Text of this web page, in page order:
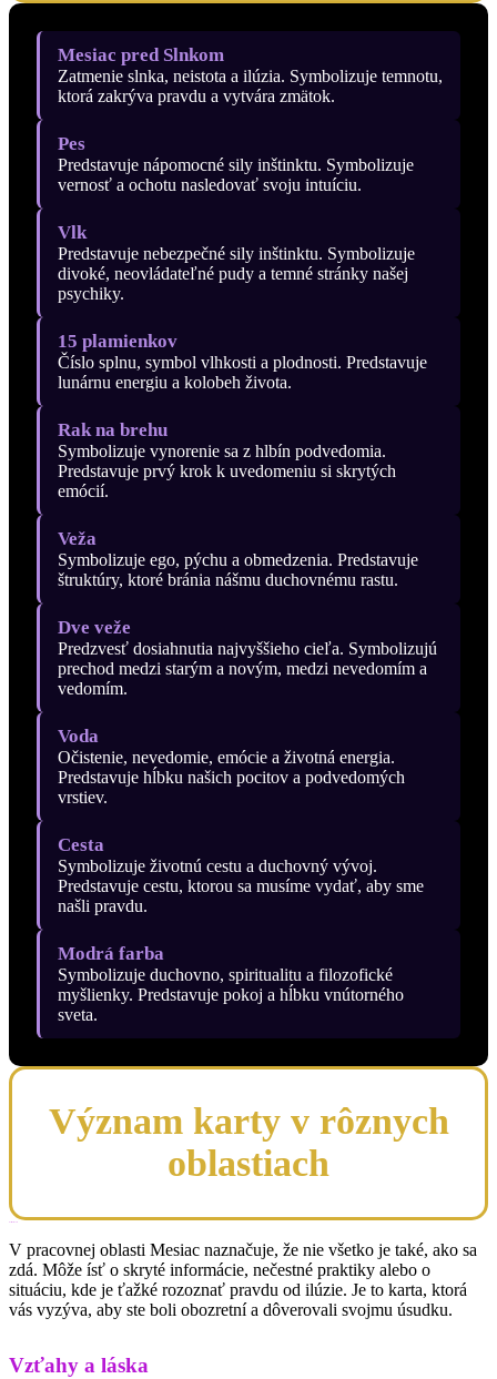
Mesiac pred Slnkom
Zatmenie slnka, neistota a ilúzia. Symbolizuje temnotu,
ktorá zakrýva pravdu a vytvára zmätok.
Pes
Predstavuje nápomocné sily inštinktu. Symbolizuje
vernosť a ochotu nasledovať svoju intuíciu.
Vlk
Predstavuje nebezpečné sily inštinktu. Symbolizuje
divoké, neovládateľné pudy a temné stránky našej
psychiky.
15 plamienkov
Číslo splnu, symbol vlhkosti a plodnosti. Predstavuje
lunárnu energiu a kolobeh života.
Rak na brehu
Symbolizuje vynorenie sa z hlbín podvedomia.
Predstavuje prvý krok k uvedomeniu si skrytých
emócií.
Veža
Symbolizuje ego, pýchu a obmedzenia. Predstavuje
štruktúry, ktoré bránia nášmu duchovnému rastu.
Dve veže
Predzvesť dosiahnutia najvyššieho cieľa. Symbolizujú
prechod medzi starým a novým, medzi nevedomím a
vedomím.
Voda
Očistenie, nevedomie, emócie a životná energia.
Predstavuje hĺbku našich pocitov a podvedomých
vrstiev.
Cesta
Symbolizuje životnú cestu a duchovný vývoj.
Predstavuje cestu, ktorou sa musíme vydať, aby sme
našli pravdu.
Modrá farba
Symbolizuje duchovno, spiritualitu a filozofické
myšlienky. Predstavuje pokoj a hĺbku vnútorného
sveta.
Význam karty v rôznych
oblastiach
V pracovnej oblasti Mesiac naznačuje, že nie všetko je také, ako sa
zdá. Môže ísť o skryté informácie, nečestné praktiky alebo o
situáciu, kde je ťažké rozoznať pravdu od ilúzie. Je to karta, ktorá
vás vyzýva, aby ste boli obozretní a dôverovali svojmu úsudku.
Vzťahy a láska